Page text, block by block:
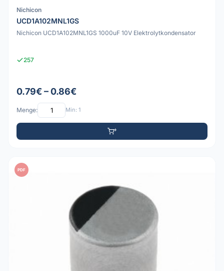
Nichicon
UCD1A102MNL1GS
Nichicon UCD1A102MNL1GS 1000uF 10V Elektrolytkondensator
257
0.79€ – 0.86€
Menge: Min: 1
PDF